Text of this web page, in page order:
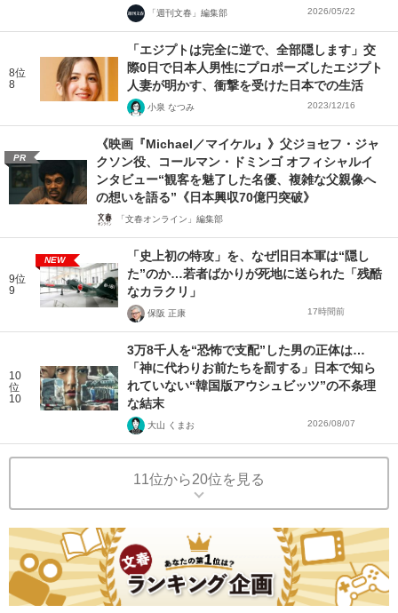
「週刊文春」編集部 2026/05/22
8位
8
「エジプトは完全に逆で、全部隠します」交
際0日で日本人男性にプロポーズしたエジプト
人妻が明かす、衝撃を受けた日本での生活
小泉 なつみ 2023/12/16
PR
《映画『Michael／マイケル』》父ジョセフ・ジャ
クソン役、コールマン・ドミンゴ オフィシャルイ
ンタビュー“観客を魅了した名優、複雑な父親像へ
の想いを語る”《日本興収70億円突破》
「文春オンライン」編集部
9位
9
NEW
「史上初の特攻」を、なぜ旧日本軍は“隠し
た”のか…若者ばかりが死地に送られた「残酷
なカラクリ」
保阪 正康 17時間前
10
位
10
3万8千人を“恐怖で支配”した男の正体は…
「神に代わりお前たちを罰する」日本で知ら
れていない“韓国版アウシュビッツ”の不条理
な結末
大山 くまお 2026/08/07
11位から20位を見る